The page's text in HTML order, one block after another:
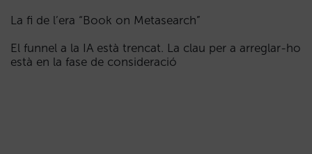
La fi de l’era “Book on Metasearch”
El funnel a la IA està trencat. La clau per a arreglar-ho
està en la fase de consideració